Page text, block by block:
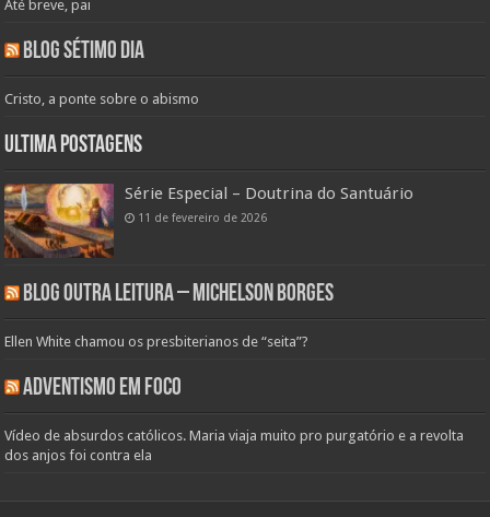
Até breve, pai
Blog Sétimo Dia
Cristo, a ponte sobre o abismo
Ultima Postagens
Série Especial – Doutrina do Santuário
11 de fevereiro de 2026
Blog Outra Leitura – Michelson Borges
Ellen White chamou os presbiterianos de “seita”?
Adventismo em Foco
Vídeo de absurdos católicos. Maria viaja muito pro purgatório e a revolta
dos anjos foi contra ela